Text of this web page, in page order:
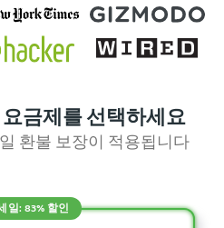
금제를 선택하세요
환불 보장이 적용됩니다
일: 83% 할인